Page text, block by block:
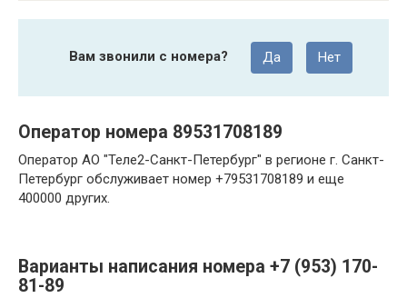
Вам звонили с номера? Да Нет
Оператор номера 89531708189
Оператор АО "Теле2-Санкт-Петербург" в регионе г. Санкт-
Петербург обслуживает номер +79531708189 и еще
400000 других.
Варианты написания номера +7 (953) 170-
81-89